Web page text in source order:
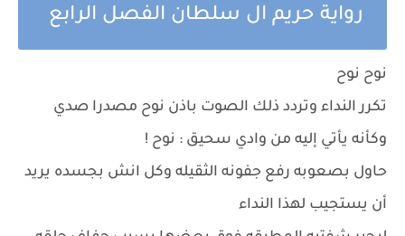
رواية حريم ال سلطان الفصل الرابع
نوح نوح
تكرر النداء وتردد ذلك الصوت باذن نوح مصدرا صدي
وكأنه يأتي إليه من وادي سحيق : نوح !
حاول بصعوبه رفع جفونه الثقيله وكل انش بجسده يريد
أن يستجيب لهذا النداء